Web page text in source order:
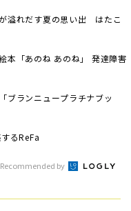
溢れだす夏の思い出 はたこ
本「あのね あのね」 発達障害
ブランニュープラチナブッ
るReFa
Recommended by